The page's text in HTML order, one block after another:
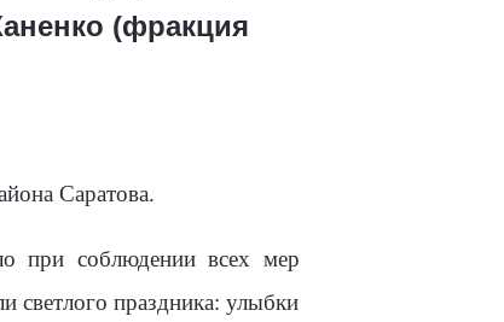
(фракция
Саратова.
при соблюдении всех мер
светлого праздника: улыбки